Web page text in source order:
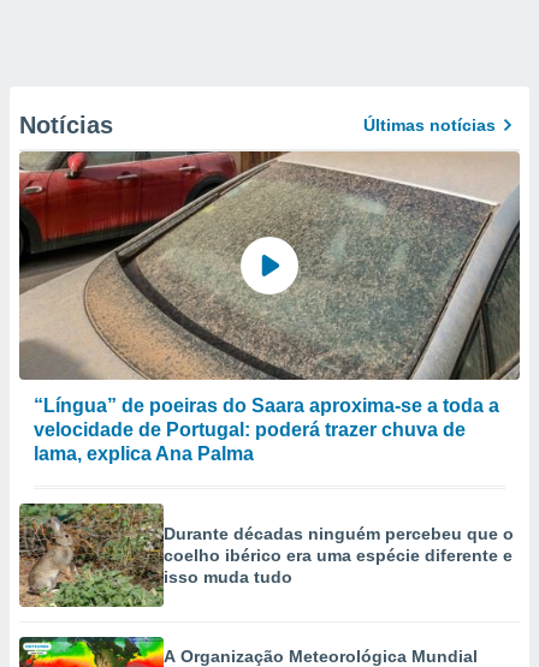
Notícias Últimas notícias
“Língua” de poeiras do Saara aproxima-se a toda a
velocidade de Portugal: poderá trazer chuva de
lama, explica Ana Palma
Durante décadas ninguém percebeu que o
coelho ibérico era uma espécie diferente e
isso muda tudo
A Organização Meteorológica Mundial